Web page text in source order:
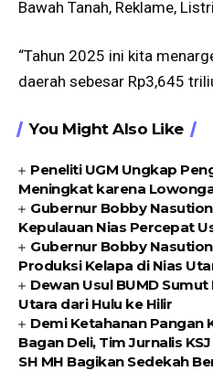
Bawah Tanah, Reklame,
“Tahun 2025 ini kita
daerah sebesar Rp3,645
You Might Also Like
Peneliti UGM Ungkap
Meningkat karena
Gubernur Bobby
Kepulauan Nias Percepat
Gubernur Bobby
Produksi Kelapa di Nias
Dewan Usul BUMD
Utara dari Hulu ke Hilir
Demi Ketahanan Pangan
Bagan Deli, Tim Jurnalis
SH MH Bagikan Sedekah